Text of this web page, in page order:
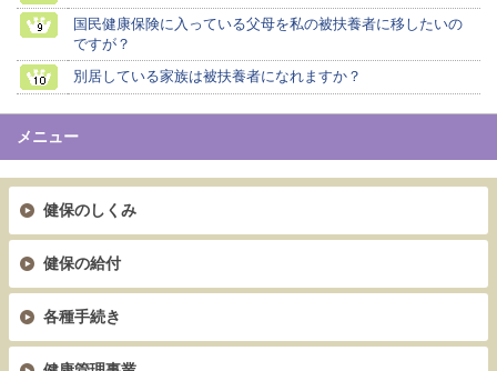
国民健康保険に入っている父母を私の被扶養者に移したいの
ですが？
別居している家族は被扶養者になれますか？
メニュー
健保のしくみ
健保の給付
各種手続き